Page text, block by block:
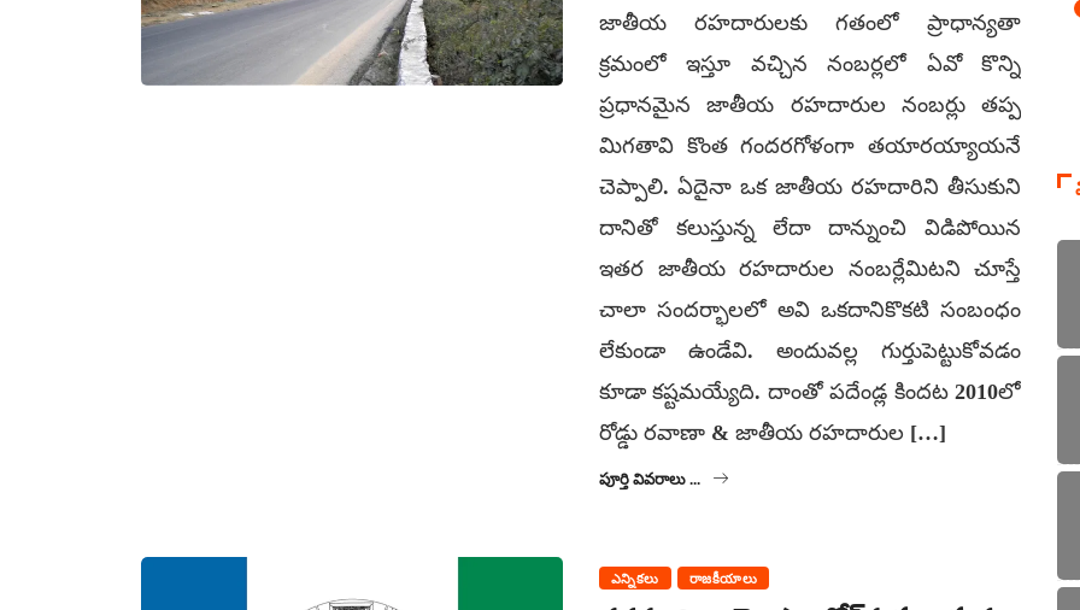
జాతీయ రహదారులకు గతంలో ప్రాధాన్యతా
క్రమంలో ఇస్తూ వచ్చిన నంబర్లలో ఏవో కొన్ని
ప్రధానమైన జాతీయ రహదారుల నంబర్లు తప్ప
మిగతావి కొంత గందరగోళంగా తయారయ్యాయనే
చెప్పాలి. ఏదైనా ఒక జాతీయ రహదారిని తీసుకుని
దానితో కలుస్తున్న లేదా దాన్నుంచి విడిపోయిన
ఇతర జాతీయ రహదారుల నంబర్లేమిటని చూస్తే
చాలా సందర్భాలలో అవి ఒకదానికొకటి సంబంధం
లేకుండా ఉండేవి. అందువల్ల గుర్తుపెట్టుకోవడం
కూడా కష్టమయ్యేది. దాంతో పదేండ్ల కిందట 2010లో
రోడ్డు రవాణా & జాతీయ రహదారుల […]
పూర్తి వివరాలు ...
ఎన్నికలు రాజకీయాలు